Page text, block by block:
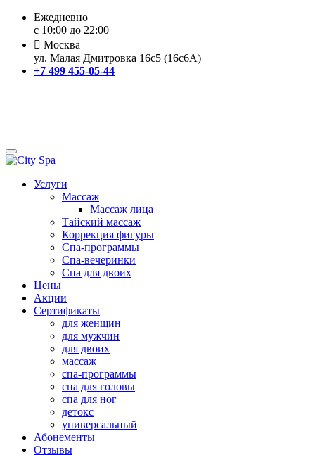
Ежедневно
с 10:00 до 22:00
Москва
ул. Малая Дмитровка 16с5 (16с6А)
+7 499 455-05-44
Услуги
Массаж
Массаж лица
Тайский массаж
Коррекция фигуры
Спа-программы
Спа-вечеринки
Спа для двоих
Цены
Акции
Сертификаты
для женщин
для мужчин
для двоих
массаж
спа-программы
спа для головы
спа для ног
детокс
универсальный
Абонементы
Отзывы